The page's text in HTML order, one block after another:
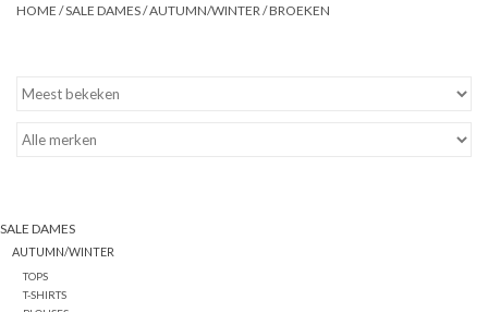
SALE DAMES
HOME /SALE DAMES/AUTUMN/WINTER /BROEKEN
SALE DAMES
AUTUMN/WINTER
TOPS
T-SHIRTS